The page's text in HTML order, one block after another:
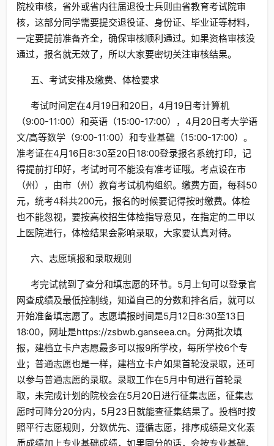
院校审核，省外或省内往届退役士兵则由省教育考试院审
核，这部分同学需要提交退役证、身份证、毕业证等材料，
一定要提前准备齐全，确保审核顺利通过。如果资格审核没
通过，报名就无效了，所以大家要密切关注审核结果。
五、考试安排及缴费、体检要求
考试时间定在4月19日和20日，4月19日考计算机
（9:00-11:00）和英语（15:00-17:00），4月20日考大学语
文/高等数学（9:00-11:00）和专业基础（15:00-17:00）。
准考证在4月16日8:30至20日18:00登录报名系统打印，记
得提前打印好，考试时可不能没有准考证哦。考点设在市
（州），由市（州）教育考试机构组织。缴费方面，每科50
元，统考4科共200元，报名的时候要记得按时缴费。体检
也不能忽视，要按高校招生体检指导意见，在指定的二甲以
上医院进行，体检结果会影响录取，大家要认真对待。
六、志愿填报和录取规则
考完试就到了查分和填志愿的环节。5月上旬可以登录官
网查成绩及最低控制线，知道自己的分数和排名后，就可以
开始准备填志愿了。志愿填报时间是5月12日8:30至13日
18:00，网址是https://zsbwb.ganseea.cn。分两批次填
报，建档立卡户志愿最多可以报9所学校，每所学校6个专
业；普通志愿也是一样，建档立卡户如果首轮没录取，还可
以参与普通志愿的录取。录取工作在5月中旬进行首轮录
取，未完成计划的院校会在5月20日进行征集志愿，征集志
愿时可降分20分内，5月23日就能查征集结果了。投档时按
照平行志愿规则，分数优先、遵循志愿，排序成绩是文化素
质成绩加上专业基础成绩，如果同分的话，会按专业基础、